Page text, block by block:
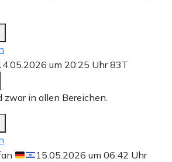
um 20:25 Uhr83T
zwar in allen Bereichen.
15.05.2026 um 06:42 Uhr